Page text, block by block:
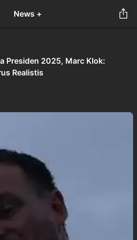
News +
Presiden 2025, Marc Klok:
Realistis